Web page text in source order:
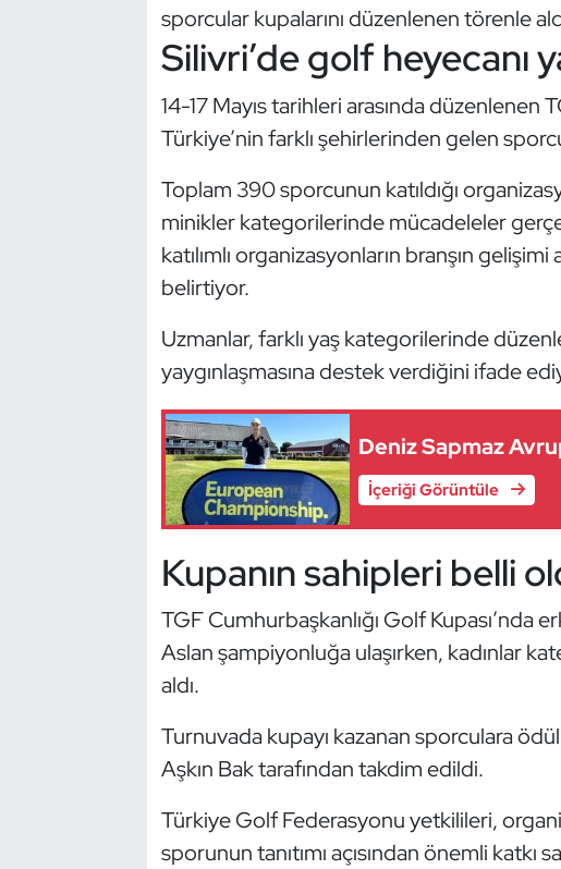
sporcular kupalarını düzenlenen törenle
Silivri’de golf heyecanı
14-17 Mayıs tarihleri arasında düzenlenen
Türkiye’nin farklı şehirlerinden gelen
Toplam 390 sporcunun katıldığı
minikler kategorilerinde mücadeleler
katılımlı organizasyonların branşın
belirtiyor.
Uzmanlar, farklı yaş kategorilerinde
yaygınlaşmasına destek verdiğini ifade
Deniz Sapmaz
İçeriği Görüntüle
Kupanın sahipleri belli
TGF Cumhurbaşkanlığı Golf Kupası’nda
Aslan şampiyonluğa ulaşırken, kadınlar
aldı.
Turnuvada kupayı kazanan sporculara
Aşkın Bak tarafından takdim edildi.
Türkiye Golf Federasyonu yetkilileri,
sporunun tanıtımı açısından önemli katkı
Hava Sporları
İşitme Engelli Sporcular
Judo ve Kuraş
Kano ve Rafting